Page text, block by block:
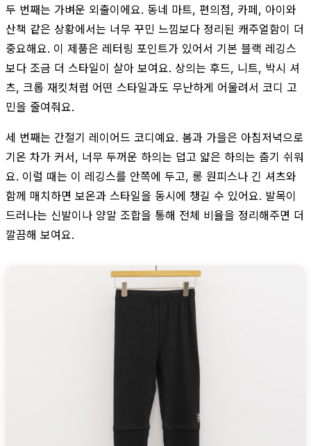
두 번째는 가벼운 외출이에요. 동네 마트, 편의점, 카페, 아이와
산책 같은 상황에서는 너무 꾸민 느낌보다 정리된 캐주얼함이 더
중요해요. 이 제품은 레터링 포인트가 있어서 기본 블랙 레깅스
보다 조금 더 스타일이 살아 보여요. 상의는 후드, 니트, 박시 셔
츠, 크롭 재킷처럼 어떤 스타일과도 무난하게 어울려서 코디 고
민을 줄여줘요.
세 번째는 간절기 레이어드 코디예요. 봄과 가을은 아침저녁으로
기온 차가 커서, 너무 두꺼운 하의는 덥고 얇은 하의는 춥기 쉬워
요. 이럴 때는 이 레깅스를 안쪽에 두고, 롱 원피스나 긴 셔츠와
함께 매치하면 보온과 스타일을 동시에 챙길 수 있어요. 발목이
드러나는 신발이나 양말 조합을 통해 전체 비율을 정리해주면 더
깔끔해 보여요.